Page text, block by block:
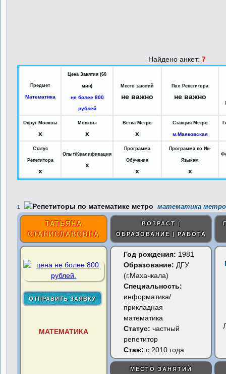
Найдено анкет: 7
Предмет
Математика
Цена Занятия (60
мин)
не более 800
рублей
Место занятий
не важно
Пол Репетитора
не важно
Округ Москвы
x
Москвы
x
Ветка Метро
x
Станция Метро
м.Маяковская
Статус
Репетитора
x
Опыт\Квалификация
x
Программа
Обучения
x
Программа по Ин-
Языкам
x
1 математика метро
ТАТЬЯНА
СТАНИСЛАВОВНА
ВОЗРАСТ |
ОБРАЗОВАНИЕ | РАБОТА
МАТЕМАТИКА
Год рождения: 1981
Образование: ДГУ
(г.Махачкала)
Специальность:
информатика/
прикладная
математика
Статус:частный
репетитор
Стаж: с 2010 года
МЕСТО ЗАНЯТИЙ